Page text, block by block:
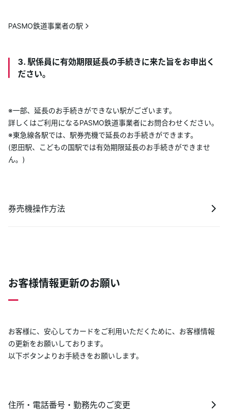
PASMO鉄道事業者の駅
3. 駅係員に有効期限延長の手続きに来た旨をお申出く
ださい。
※一部、延長のお手続きができない駅がございます。
詳しくはご利用になるPASMO鉄道事業者にお問合わせください。
※東急線各駅では、駅券売機で延長のお手続きができます。
(恩田駅、こどもの国駅では有効期限延長のお手続きができませ
ん。)
券売機操作方法
お客様情報更新のお願い
お客様に、安心してカードをご利用いただくために、お客様情報
の更新をお願いしております。
以下ボタンよりお手続きをお願いします。
住所・電話番号・勤務先のご変更